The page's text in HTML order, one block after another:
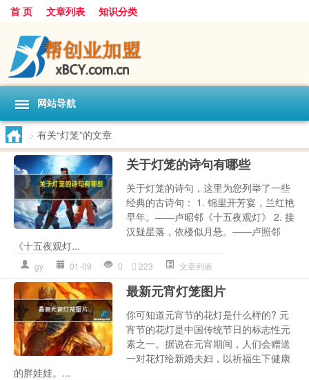
首 页 文章列表 知识分类
网站导航
> 有关“灯笼”的文章
关于灯笼的诗句有哪些
关于灯笼的诗句，这里为您列举了一些
经典的古诗句： 1. 锦里开芳宴，兰红艳
早年。——卢昭邻《十五夜观灯》 2. 接
汉疑星落，依楼似月悬。——卢照邻
《十五夜观灯...
gy 01-09 0 223 文章列表
最新元宵灯笼图片
你可知道元宵节的花灯是什么样的? 元
宵节的花灯是中国传统节日的标志性元
素之一。据说在元宵期间，人们会赠送
一对花灯给新婚夫妇，以祈福生下健康
的胖娃娃。...